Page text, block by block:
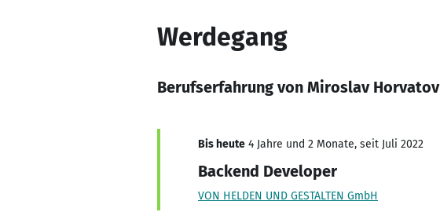
Werdegang
Berufserfahrung von Miroslav Horvatov
Bis heute 4 Jahre und 2 Monate, seit Juli 2022
Backend Developer
VON HELDEN UND GESTALTEN GmbH